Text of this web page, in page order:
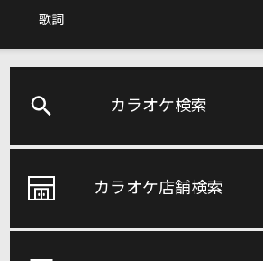
歌詞
カラオケ検索
カラオケ店舗検索